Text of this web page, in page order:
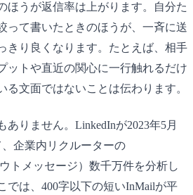
ほうが返信率は上がります。自分た
って書いたときのほうが、一斉に送
きり良くなります。たとえば、相手
ットや直近の関心に一行触れるだけ
る文面ではないことは伝わります。
りません。LinkedInが2023年5月
企業内リクルーターの
トメッセージ）数千万件を分析し
では、400字以下の短いInMailが平